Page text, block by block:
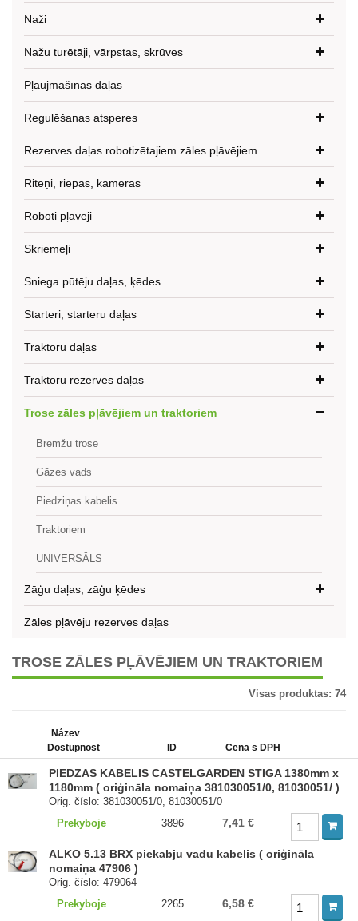
Naži
Nažu turētāji, vārpstas, skrūves
Pļaujmašīnas daļas
Regulēšanas atsperes
Rezerves daļas robotizētajiem zāles pļāvējiem
Riteņi, riepas, kameras
Roboti pļāvēji
Skriemeļi
Sniega pūtēju daļas, ķēdes
Starteri, starteru daļas
Traktoru daļas
Traktoru rezerves daļas
Trose zāles pļāvējiem un traktoriem
Bremžu trose
Gāzes vads
Piedziņas kabelis
Traktoriem
UNIVERSĀLS
Zāģu daļas, zāģu ķēdes
Zāles pļāvēju rezerves daļas
TROSE ZĀLES PĻĀVĒJIEM UN TRAKTORIEM
Visas produktas: 74
Název
Dostupnost
ID Cena s DPH
PIEDZAS KABELIS CASTELGARDEN STIGA 1380mm x
1180mm ( oriģināla nomaiņa 381030051/0, 81030051/ )
Orig. číslo: 381030051/0, 81030051/0
Prekyboje
3896 7,41 €
ALKO 5.13 BRX piekabju vadu kabelis ( oriģināla
nomaiņa 47906 )
Orig. číslo: 479064
Prekyboje
2265 6,58 €